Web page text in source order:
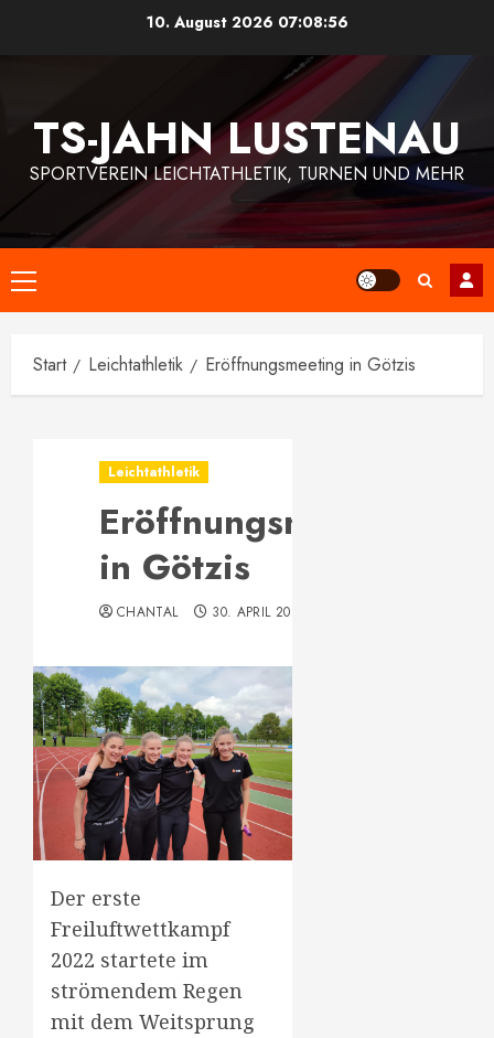
10. August 2026 07:08:57
TS-JAHN LUSTENAU
SPORTVEREIN LEICHTATHLETIK, TURNEN UND MEHR
Primäres
Menü
Start Leichtathletik Eröffnungsmeeting in Götzis
Leichtathletik
Eröffnungsmeeting
in Götzis
CHANTAL 30. APRIL 2022
Der erste
Freiluftwettkampf
2022 startete im
strömendem Regen
mit dem Weitsprung